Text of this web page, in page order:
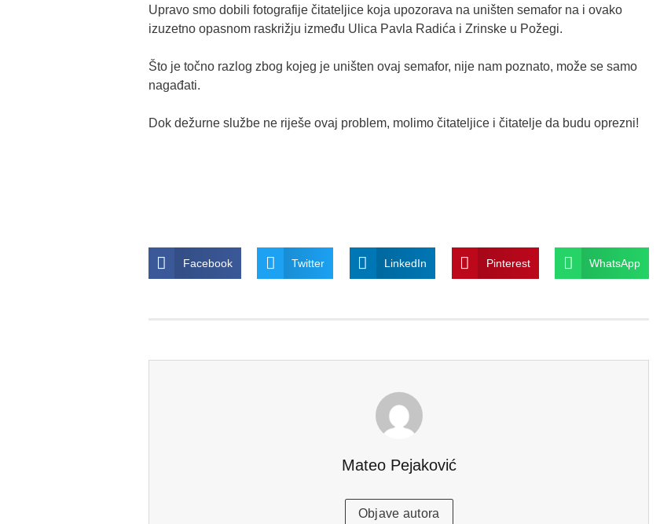
Upravo smo dobili fotografije čitateljice koja upozorava na uništen semafor na i ovako
izuzetno opasnom raskrižju između Ulica Pavla Radića i Zrinske u Požegi.
Što je točno razlog zbog kojeg je uništen ovaj semafor, nije nam poznato, može se samo
nagađati.
Dok dežurne službe ne riješe ovaj problem, molimo čitateljice i čitatelje da budu oprezni!
Facebook Twitter LinkedIn Pinterest WhatsApp
Mateo Pejaković
Objave autora